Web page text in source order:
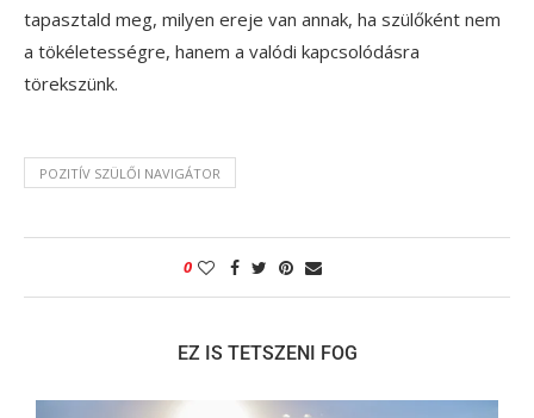
tapasztald meg, milyen ereje van annak, ha szülőként nem
a tökéletességre, hanem a valódi kapcsolódásra
törekszünk.
POZITÍV SZÜLŐI NAVIGÁTOR
0
EZ IS TETSZENI FOG